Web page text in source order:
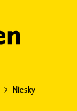
Niesky